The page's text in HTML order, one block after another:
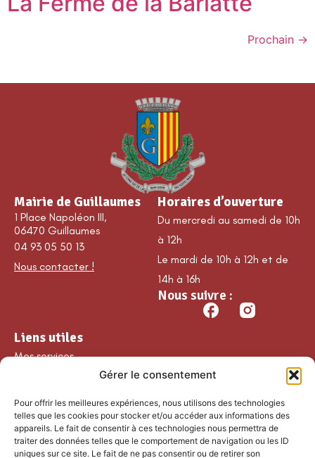
Gérer le consentement
Pour offrir les meilleures expériences, nous utilisons des technologies
telles que les cookies pour stocker et/ou accéder aux informations des
appareils. Le fait de consentir à ces technologies nous permettra de
traiter des données telles que le comportement de navigation ou les ID
uniques sur ce site. Le fait de ne pas consentir ou de retirer son
Prochain →
Mairie de Guillaumes
1 Place Napoléon III,
06470 Guillaumes
04 93 05 50 13
Nous contacter !
Horaires d’ouverture
Du mercredi au samedi de 10h
à 12h
Le mardi de 10h à 12h et de
14h à 16h
Nous suivre :
Liens utiles
Mes services
Nos loisirs
Agenda
Les temps forts